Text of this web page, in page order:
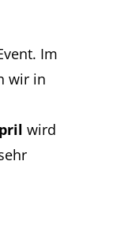
Im
wir in
wird